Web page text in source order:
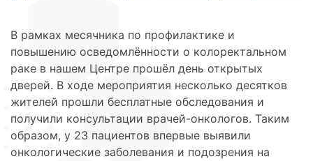
В рамках месячника по профилактике и
повышению осведомлённости о колоректальном
раке в нашем Центре прошёл день открытых
дверей. В ходе мероприятия несколько десятков
жителей прошли бесплатные обследования и
получили консультации врачей-онкологов. Таким
образом, у 23 пациентов впервые выявили
онкологические заболевания и подозрения на